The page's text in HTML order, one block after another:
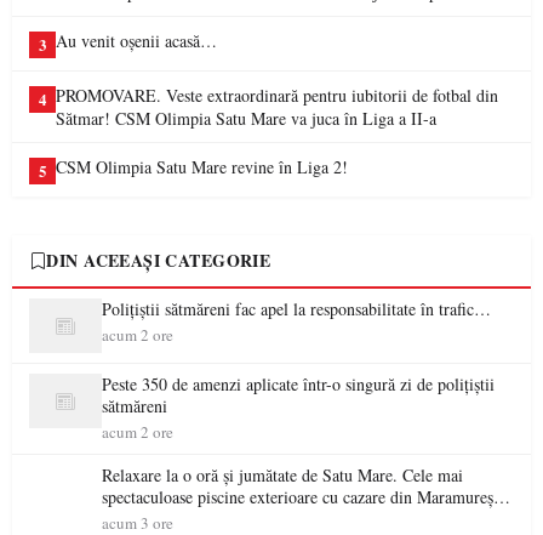
3 Au venit oșenii acasă…
4 PROMOVARE. Veste extraordinară pentru iubitorii de fotbal din
Sătmar! CSM Olimpia Satu Mare va juca în Liga a II-a
5 CSM Olimpia Satu Mare revine în Liga 2!
DIN ACEEAȘI CATEGORIE
Polițiștii sătmăreni fac apel la responsabilitate în trafic…
acum 2 ore
Peste 350 de amenzi aplicate într-o singură zi de polițiștii
sătmăreni
acum 2 ore
Relaxare la o oră și jumătate de Satu Mare. Cele mai
spectaculoase piscine exterioare cu cazare din Maramureș,
ideale pentru o escapadă de vară
acum 3 ore